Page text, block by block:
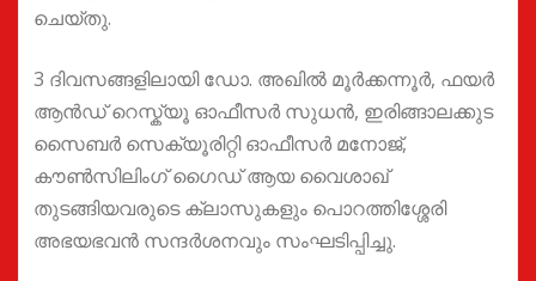
ചെയ്തു.
3 ദിവസങ്ങളിലായി ഡോ. അഖിൽ മൂർക്കന്നൂർ, ഫയർ
ആൻഡ് റെസ്ക്യൂ ഓഫീസർ സുധൻ, ഇരിങ്ങാലക്കുട
സൈബർ സെക്യൂരിറ്റി ഓഫീസർ മനോജ്,
കൗൺസിലിംഗ് ഗൈഡ് ആയ വൈശാഖ്
തുടങ്ങിയവരുടെ ക്ലാസുകളും പൊറത്തിശ്ശേരി
അഭയഭവൻ സന്ദർശനവും സംഘടിപ്പിച്ചു.